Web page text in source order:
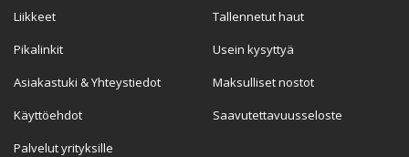
Liikkeet
Pikalinkit
Asiakastuki & Yhteystiedot
Käyttöehdot
Palvelut yrityksille
Tallennetut haut
Usein kysyttyä
Maksulliset nostot
Saavutettavuusseloste